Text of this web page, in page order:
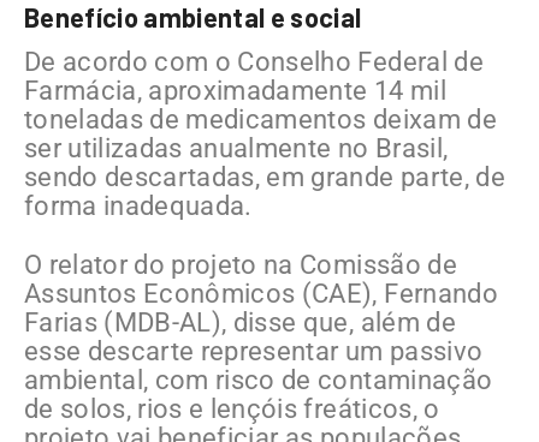
Benefício ambiental e social
De acordo com o Conselho Federal de
Farmácia, aproximadamente 14 mil
toneladas de medicamentos deixam de
ser utilizadas anualmente no Brasil,
sendo descartadas, em grande parte, de
forma inadequada.
O relator do projeto na Comissão de
Assuntos Econômicos (CAE), Fernando
Farias (MDB-AL), disse que, além de
esse descarte representar um passivo
ambiental, com risco de contaminação
de solos, rios e lençóis freáticos, o